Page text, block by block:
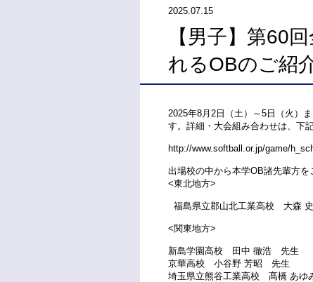
2025.07.15
【男子】第60
れるOBのご紹
2025年8月2日（土）～5日（火）
す。詳細・大会組み合わせは、下
http://www.softball.or.jp/game/
出場校の中から本学OB諸先輩方を
<東北地方>
福島県立郡山北工業高校 大森
<関東地方>
新島学園高校 田中 徹浩 先生
京華高校 小谷野 芳昭 先生
埼玉県立熊谷工業高校 髙橋 あ